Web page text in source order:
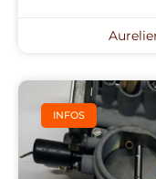
INFOS